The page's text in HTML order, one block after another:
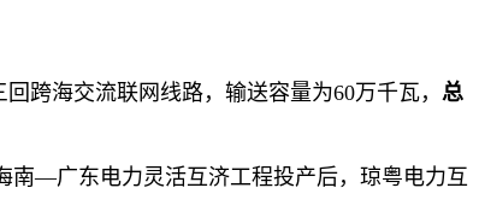
跨海交流联网线路，输送容量为60万千瓦， 总
南—广东电力灵活互济工程投产后，琼粤电力互